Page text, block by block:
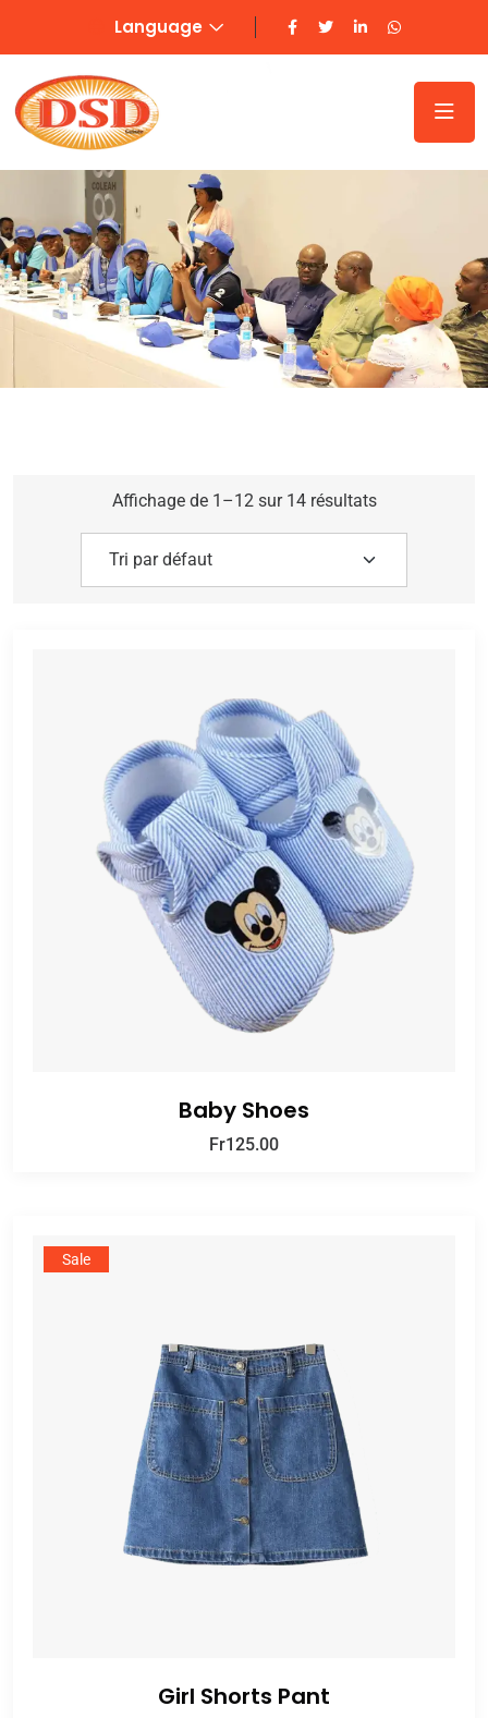
Language
Affichage de 1–12 sur 14 résultats
Baby Shoes
Fr125.00
Sale
Girl Shorts Pant